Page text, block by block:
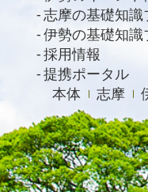
志摩の基礎知識
伊勢の基礎知識
採用情報
提携ポータル
本体
志摩